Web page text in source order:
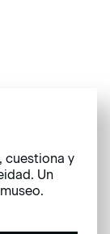
cuestiona y
Un